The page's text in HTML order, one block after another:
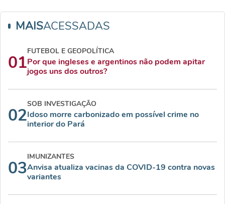
MAISACESSADAS
01
FUTEBOL E GEOPOLÍTICA
Por que ingleses e argentinos não podem apitar
jogos uns dos outros?
02
SOB INVESTIGAÇÃO
Idoso morre carbonizado em possível crime no
interior do Pará
03
IMUNIZANTES
Anvisa atualiza vacinas da COVID-19 contra novas
variantes